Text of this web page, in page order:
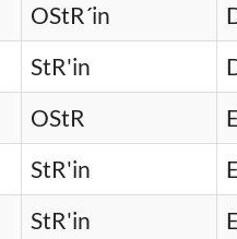
OStR´in
StR'in
OStR
StR'in
StR'in